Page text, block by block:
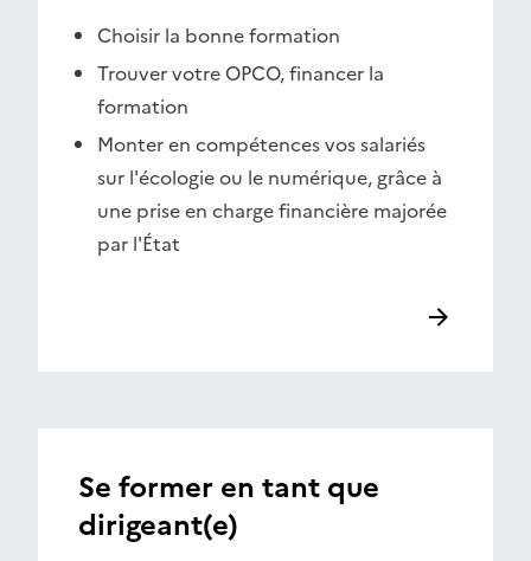
Choisir la bonne formation
Trouver votre OPCO, financer la
formation
Monter en compétences vos salariés
sur l'écologie ou le numérique, grâce à
une prise en charge financière majorée
par l'État
Se former en tant que
dirigeant(e)